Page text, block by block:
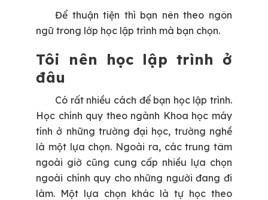
Để thuận tiện thì bạn nên theo ngôn
ngữ trong lớp học lập trình mà bạn chọn.
Tôi nên học lập trình ở
đâu
Có rất nhiều cách để bạn học lập trình.
Học chính quy theo ngành Khoa học máy
tính ở những trường đại học, trường nghề
là một lựa chọn. Ngoài ra, các trung tâm
ngoài giờ cũng cung cấp nhiều lựa chọn
ngoài chính quy cho những người đang đi
làm. Một lựa chọn khác là tự học theo